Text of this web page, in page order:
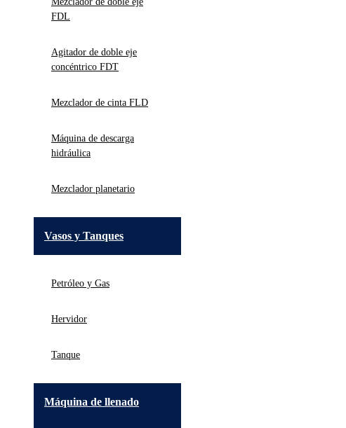
FDL
Agitador de doble eje
concéntrico FDT
Mezclador de cinta FLD
Máquina de descarga
hidráulica
Mezclador planetario
Vasos y Tanques
Petróleo y Gas
Hervidor
Tanque
Máquina de llenado